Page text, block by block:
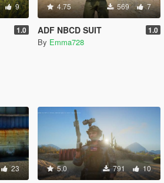
9
1.0
4.75 569 7
ADF NBCD SUIT 1.0
By Emma728
23 5.0 791 10